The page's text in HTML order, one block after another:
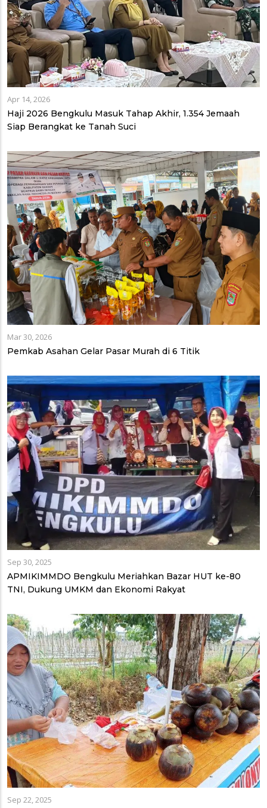
Apr 14, 2026
Haji 2026 Bengkulu Masuk Tahap Akhir, 1.354 Jemaah
Siap Berangkat ke Tanah Suci
Mar 30, 2026
Pemkab Asahan Gelar Pasar Murah di 6 Titik
Sep 30, 2025
APMIKIMMDO Bengkulu Meriahkan Bazar HUT ke-80
TNI, Dukung UMKM dan Ekonomi Rakyat
Sep 22, 2025